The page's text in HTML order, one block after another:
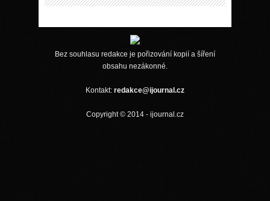
Bez souhlasu redakce je pořizování kopií a šíření
obsahu nezákonné.
Kontakt: redakce@ijournal.cz
Copyright © 2014 - ijournal.cz